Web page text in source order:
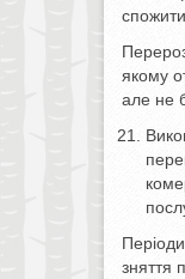
якому
але не
зняття